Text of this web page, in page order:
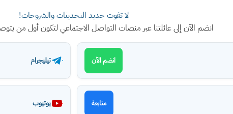
لا تفوت جديد التحديثات والشروحات!
انضم الآن إلى عائلتنا عبر منصات التواصل الاجتماعي لتكون أول من
انضم الآن تيليجرام
متابعة يوتيوب